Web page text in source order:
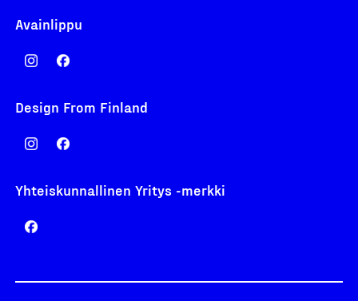
Avainlippu
Design From Finland
Yhteiskunnallinen Yritys -merkki